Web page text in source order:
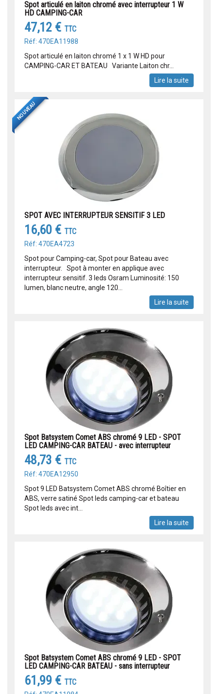
Spot articulé en laiton chromé avec interrupteur 1 W
HD CAMPING-CAR
47,12 € TTC
Réf: 470EA11988
Spot articulé en laiton chromé 1 x 1 W HD pour
CAMPING-CAR ET BATEAU Variante Laiton chr...
Lire la suite
NOUVEAU
SPOT AVEC INTERRUPTEUR SENSITIF 3 LED
16,60 € TTC
Réf: 470EA4723
Spot pour Camping-car, Spot pour Bateau avec
interrupteur. Spot à monter en applique avec
interrupteur sensitif. 3 leds Osram Luminosité: 150
lumen, blanc neutre, angle 120...
Lire la suite
Spot Batsystem Comet ABS chromé 9 LED - SPOT
LED CAMPING-CAR BATEAU - avec interrupteur
48,73 € TTC
Réf: 470EA12950
Spot 9 LED Batsystem Comet ABS chromé Boîtier en
ABS, verre satiné Spot leds camping-car et bateau
Spot leds avec int...
Lire la suite
Spot Batsystem Comet ABS chromé 9 LED - SPOT
LED CAMPING-CAR BATEAU - sans interrupteur
61,99 € TTC